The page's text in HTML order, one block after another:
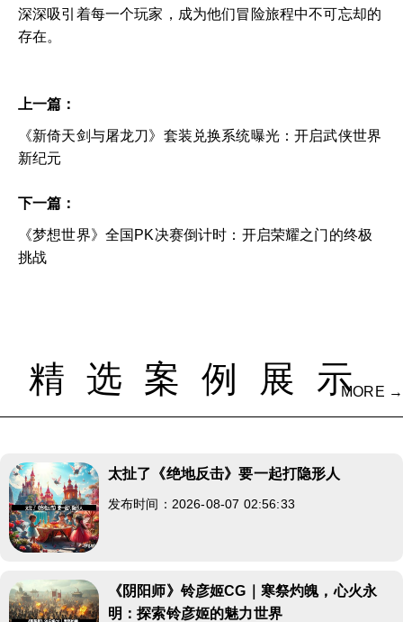
深深吸引着每一个玩家，成为他们冒险旅程中不可忘却的
存在。
上一篇：
《新倚天剑与屠龙刀》套装兑换系统曝光：开启武侠世界
新纪元
下一篇：
《梦想世界》全国PK决赛倒计时：开启荣耀之门的终极
挑战
精选案例展示MORE →
太扯了《绝地反击》要一起打隐形人
发布时间：2026-08-07 02:56:33
《阴阳师》铃彦姬CG｜寒祭灼魄，心火永
明：探索铃彦姬的魅力世界